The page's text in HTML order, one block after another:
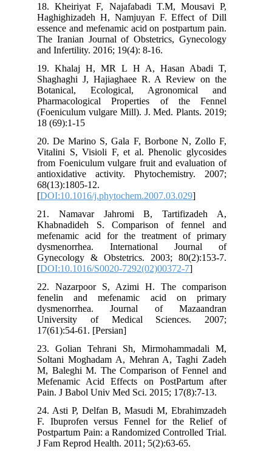
18. Kheiriyat F, Najafabadi T.M, Mousavi P,
Haghighizadeh H, Namjuyan F. Effect of Dill
essence and mefenamic acid on postpartum pain.
The Iranian Journal of Obstetrics, Gynecology
and Infertility. 2016; 19(4): 8-16.
19. Khalaj H, MR L H A, Hasan Abadi T,
Shaghaghi J, Hajiaghaee R. A Review on the
Botanical, Ecological, Agronomical and
Pharmacological Properties of the Fennel
(Foeniculum vulgare Mill). J. Med. Plants. 2019;
18 (69):1-15
20. De Marino S, Gala F, Borbone N, Zollo F,
Vitalini S, Visioli F, et al. Phenolic glycosides
from Foeniculum vulgare fruit and evaluation of
antioxidative activity. Phytochemistry. 2007;
68(13):1805-12.
[DOI:10.1016/j.phytochem.2007.03.029
21. Namavar Jahromi B, Tartifizadeh A,
Khabnadideh S. Comparison of fennel and
mefenamic acid for the treatment of primary
dysmenorrhea. International Journal of
Gynecology & Obstetrics. 2003; 80(2):153-7.
[DOI:10.1016/S0020-7292(02)00372-7
22. Nazarpoor S, Azimi H. The comparison
fenelin and mefenamic acid on primary
dysmenorrhea. Journal of Mazaandran
University of Medical Sciences. 2007;
17(61):54-61. [Persian]
23. Golian Tehrani Sh, Mirmohammadali M,
Soltani Moghadam A, Mehran A, Taghi Zadeh
M, Baleghi M. The Comparison of Fennel and
Mefenamic Acid Effects on PostPartum after
Pain. J Babol Univ Med Sci. 2015; 17(8):7-13.
24. Asti P, Delfan B, Masudi M, Ebrahimzadeh
F. Ibuprofen versus Fennel for the Relief of
Postpartum Pain: a Randomized Controlled Trial.
J Fam Reprod Health. 2011; 5(2):63-65.